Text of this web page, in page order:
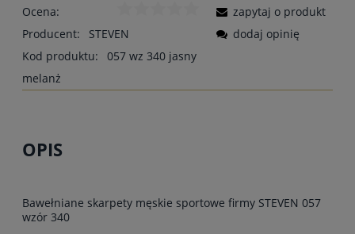
Ocena:
Producent:
STEVEN
Kod produktu:
057 wz 340 jasny
melanż
zapytaj o produkt
dodaj opinię
OPIS
Bawełniane skarpety męskie sportowe firmy STEVEN 057
wzór 340